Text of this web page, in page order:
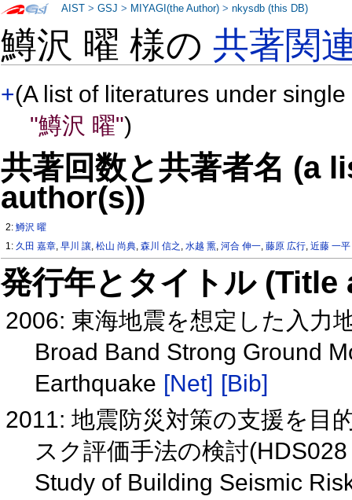
鱒沢 曜 様の共著関
+(A list of literatures under
"鱒沢 曜")
共著回数と共著者名 (a
author(s))
2:鱒沢 曜
1: 久田 嘉章,早川 讓,松山 尚典,森川 信之 ,水越 熏,河合 伸一,藤原 広行,近藤 一平
発行年とタイトル
2006: 東海地震を想定した入力
Broad Band Strong Ground
Earthquake [Net] [Bib]
2011: 地震防災対策の支援を目
スク評価手法の検討
Study of Building Seismic
AIST >GSJ > MIYAGI(the Author) >nkysdb (this DB)